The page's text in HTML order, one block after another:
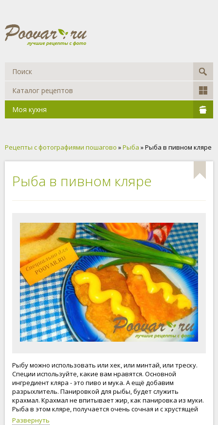
Каталог рецептов
Моя кухня
Рецепты с фотографиями пошагово »Рыба » Рыба в пивном кляре
Рыба в пивном кляре
Рыбу можно использовать или хек, или минтай, или треску.
Специи используйте, какие вам нравятся. Основной
ингредиент кляра - это пиво и мука. А ещё добавим
разрыхлитель. Панировкой для рыбы, будет служить
крахмал. Крахмал не впитывает жир, как панировка из муки.
Рыба в этом кляре, получается очень сочная и с хрустящей
корочкой. Приступим к приготовлению ужина!
Развернуть